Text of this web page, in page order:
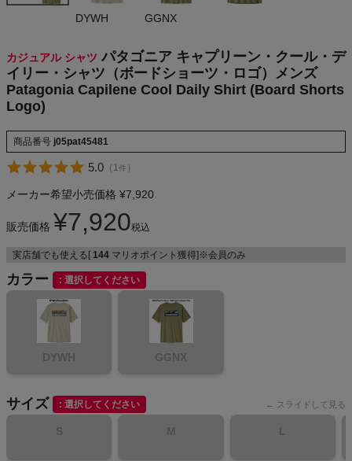
nia Capilen
rd Shorts L
ogo)
THE NORTH FACE
NIKE
CHUMS
HOKA
もっと見る
メンズカジュアルウェア
レディースカジュアルウェア
メンズスポーツウェア
レディーススポーツウェア
DYWH GGNX
カジュアル シャツ パタゴニア キャプリーン・クール・デ
イリー・シャツ（ボードショーツ・ロゴ）メンズ
Patagonia Capilene Cool Daily Shirt (Board Shorts
Logo)
商品番号 j05pat45481
5.0 （ 1件 ）
メーカー希望小売価格 ¥7,920
販売価格 ¥7,920税込
実店舗でも使える[ 144 マリオポイント獲得]※会員のみ
カラー 選択してください
DYWH GGNX
サイズ 選択してください
S M L